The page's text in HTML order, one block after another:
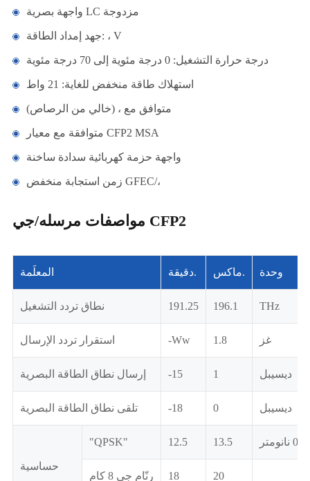
واجهة بصرية LC مزدوجة
جهد إمداد الطاقة: ، V
درجة حرارة التشغيل: 0 درجة مئوية إلى 70 درجة مئوية
استهلاك طاقة منخفض للغاية: 21 واط
متوافق مع ، (خالي من الرصاص)
متوافقة مع معيار CFP2 MSA
واجهة حزمة كهربائية سدادة ساخنة
زمن استجابة منخفض GFEC/،
مواصفات مرسله/جي CFP2
المعلَمة دقيقة. ماكس. وحدة
نطاق تردد التشغيل 191.25 196.1 THz
استقرار تردد الإرسال -Ww 1.8 غز
إرسال نطاق الطاقة البصرية -15 1 ديسيبل
تلقى نطاق الطاقة البصرية -18 0 ديسيبل
حساسية
"QPSK" 12.5 13.5
رنّام جي 8 كام 18 20